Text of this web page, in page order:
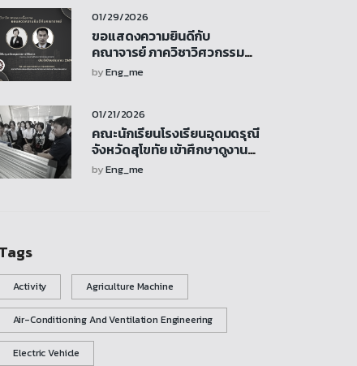
ศึกษาและจัดทำข้อเสนอแนะเชิง
นโยบาย ด้านยานยนต์เชื่อมต่อ
และขับขี่อัตโนมัติ
01/29/2026
ขอแสดงความยินดีกับ
คณาจารย์ ภาควิชาวิศวกรรม
เครื่องกล ที่ได้รับทุนสนับสนุน
byEng_me
01/21/2026
คณะนักเรียนโรงเรียนอุดมดรุณี
จังหวัดสุโขทัย เข้าศึกษาดูงาน
พร้อมร่วมกิจกรรมและเยี่ยมชม
byEng_me
Tags
Activity Agriculture Machine
Air-Conditioning And Ventilation Engineering
Electric Vehicle